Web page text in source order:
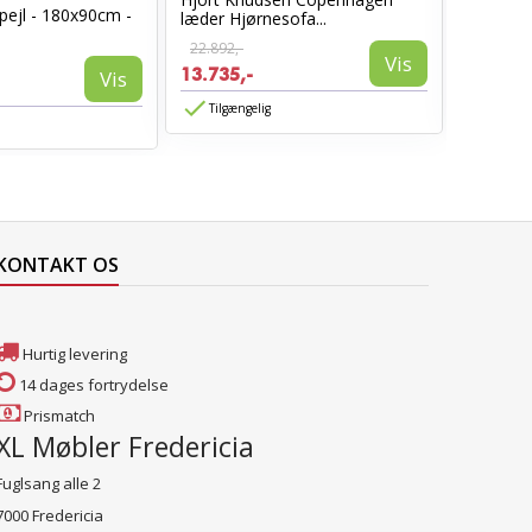
- 180x90cm -
Vis
læder Hjørnesofa...
22.892,-
13.735,- Vis
Tilgængelig
OS
Hurtig levering
14 dages fortrydelse
Prismatch
Møbler Fredericia
alle 2
Fredericia